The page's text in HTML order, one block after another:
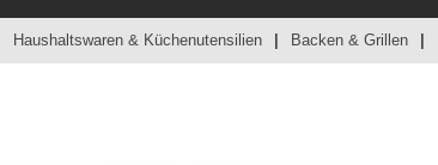
Haushaltswaren & Küchenutensilien Backen & Grillen